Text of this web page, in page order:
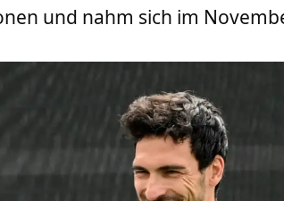
und nahm sich im